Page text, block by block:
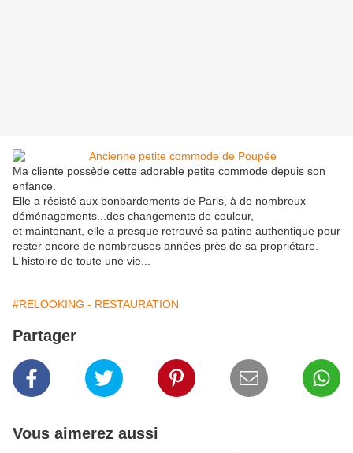
Ma cliente possède cette adorable petite commode depuis son
enfance.
Elle a résisté aux bonbardements de Paris, à de nombreux
déménagements...des changements de couleur,
et maintenant, elle a presque retrouvé sa patine authentique pour
rester encore de nombreuses années près de sa propriétare.
L'histoire de toute une vie...
#RELOOKING - RESTAURATION
Partager
Vous aimerez aussi